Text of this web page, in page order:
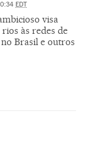
EDT
visa
às redes de
Brasil e outros